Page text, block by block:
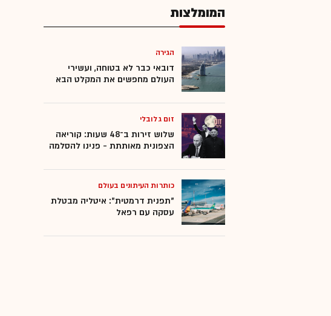
xAI
המומלצות
הגירה
דובאי כבר לא בטוחה, ועשירי
העולם מחפשים את המקלט הבא
זום גלובלי
שלוש זירות ב־48 שעות: קוריאה
הצפונית מאותתת - פנינו להסלמה
כותרות העיתונים בעולם
"תפנית דרמטית": איטליה מבטלת
עסקה עם רפאל